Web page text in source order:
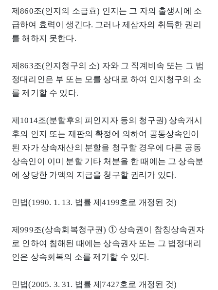
제860조(인지의 소급효) 인지는 그 자의 출생시에 소
급하여 효력이 생긴다. 그러나 제삼자의 취득한 권리
를 해하지 못한다.
제863조(인지청구의 소) 자와 그 직계비속 또는 그 법
정대리인은 부 또는 모를 상대로 하여 인지청구의 소
를 제기할 수 있다.
제1014조(분할후의 피인지자 등의 청구권) 상속개시
후의 인지 또는 재판의 확정에 의하여 공동상속인이
된 자가 상속재산의 분할을 청구할 경우에 다른 공동
상속인이 이미 분할 기타 처분을 한 때에는 그 상속분
에 상당한 가액의 지급을 청구할 권리가 있다.
민법(1990. 1. 13. 법률 제4199호로 개정된 것)
제999조(상속회복청구권) ① 상속권이 참칭상속권자
로 인하여 침해된 때에는 상속권자 또는 그 법정대리
인은 상속회복의 소를 제기할 수 있다.
민법(2005. 3. 31. 법률 제7427호로 개정된 것)